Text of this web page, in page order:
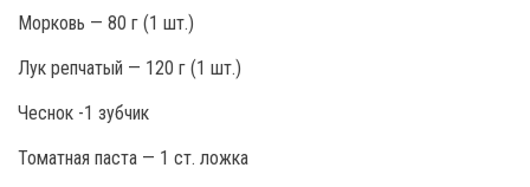
Морковь — 80 г (1 шт.)
Лук репчатый — 120 г (1 шт.)
Чеснок -1 зубчик
Томатная паста — 1 ст. ложка